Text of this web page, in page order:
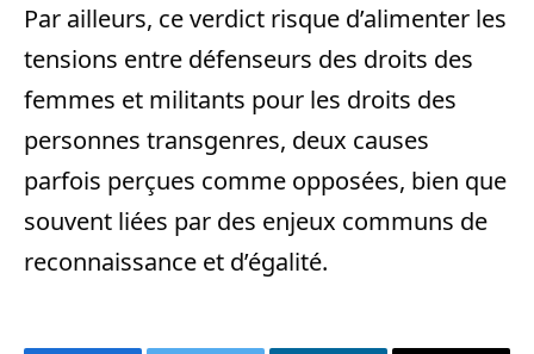
Par ailleurs, ce verdict risque d’alimenter les
tensions entre défenseurs des droits des
femmes et militants pour les droits des
personnes transgenres, deux causes
parfois perçues comme opposées, bien que
souvent liées par des enjeux communs de
reconnaissance et d’égalité.